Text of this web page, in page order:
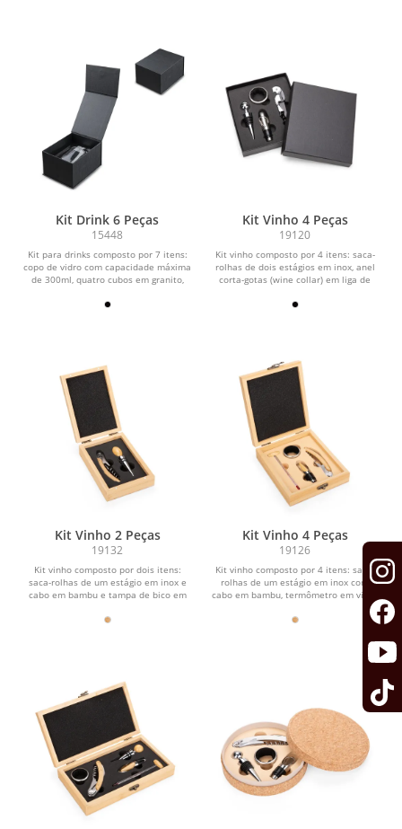
Kit Drink 6 Peças
15448
Kit para drinks composto por 7 itens:
copo de vidro com capacidade máxima
de 300ml, quatro cubos em granito,
Kit Vinho 4 Peças
19120
Kit vinho composto por 4 itens: saca-
rolhas de dois estágios em inox, anel
corta-gotas (wine collar) em liga de
Kit Vinho 2 Peças
19132
Kit vinho composto por dois itens:
saca-rolhas de um estágio em inox e
cabo em bambu e tampa de bico em
Kit Vinho 4 Peças
19126
Kit vinho composto por 4 itens: saca-
rolhas de um estágio em inox com
cabo em bambu, termômetro em vidro